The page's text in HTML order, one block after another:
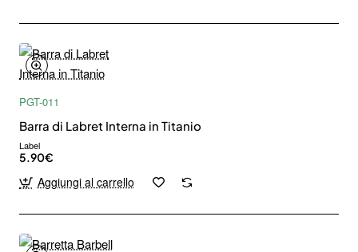
PGT-011
Barra di Labret Interna in Titanio
Label
5.90€
Aggiungi al carrello